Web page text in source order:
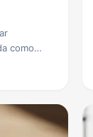
como